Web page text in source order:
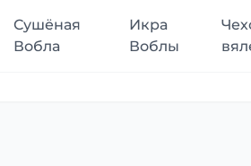
Сушёная
Вобла
Икра
Воблы